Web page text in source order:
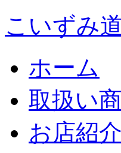
こいずみ
ホーム
取扱い
お店紹介